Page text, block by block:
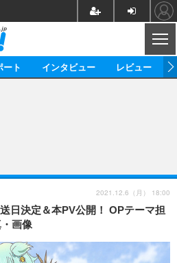
グッズ
ビジネス
アーティスト
実写
イベント
映画/ドラマ
ート インタビュー レビュー
日決定＆本PV公開！ OPテーマ担
画像
2021.12.6（月） 18:00